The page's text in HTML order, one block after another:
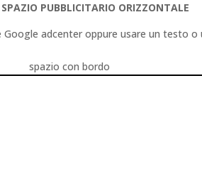
SPAZIO PUBBLICITARIO ORIZZONTALE
adcenter oppure usare un testo
spazio con bordo